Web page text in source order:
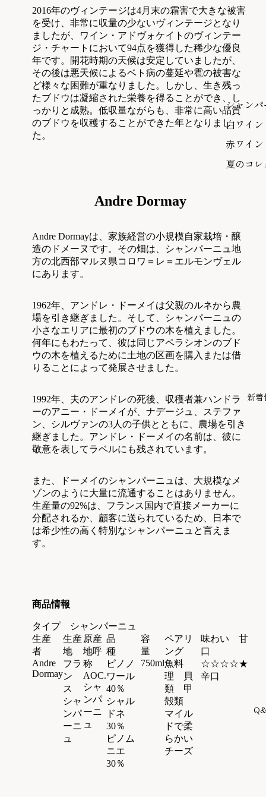
シャン
白ワイン
赤ワイン
夏のコ
新
2016年のヴィンテージは4月末の霜害で大きな被害
を受け、非常に収量の少ないヴィンテージとなり
ましたが、ワイン・アドヴォケイトのヴィンテー
ジ・チャートにおいて94点を獲得した稀少な優良
年です。開花時期の天候は安定していましたが、
その後は悪天候によるベト病の蔓延や雹の被害な
ど様々な困難が重なりました。しかし、生き残っ
たブドウは凝縮された栄養を得ることができ、し
っかりと成熟。低収量ながらも、非常に高い品質
のブドウを収穫することができた年となりまし
た。
Andre Dormay
Andre Dormayは、家族経営の小規模自家栽培・醸
造のドメーヌです。その畑は、シャンパーニュ地
方の北西部マルヌ県コロワ＝レ＝エルモンヴェル
にあります。
1962年、アンドレ・ドーメイは父親のルネから農
場を引き継ぎました。そして、シャンパーニュの
小さなエリアに最初のブドウの木を植えました。
何年にもわたって、彼は同じアペラシオンのブド
ウの木を植えるために土地の区画を購入または借
りることによって発展させました。
1992年、夫のアンドレの死後、収穫者兼ハンドラ
ーのアニー・ドーメイが、ナデージュ、ステファ
ン、シルヴァンの3人の子供とともに、農場を引き
継ぎました。アンドレ・ドーメイの名前は、彼に
敬意を表してラベルにも残されています。
また、ドーメイのシャンパーニュは、大規模なメ
ゾンのように大量に流通することはありません。
生産量の92%は、フランス国内で直接メーカーに
分配されるか、顧客に送られているため、日本で
は希少性の高く特別なシャンパーニュと言えま
す。
商品情報
タイプ シャンパーニュ
生産
者
Andre
Dormay
生産
地
フラ
ン
ス
シャ
ンパ
ーニ
ュ
原産
地呼
称
AOC.
シャ
ンパ
ーニ
ュ
品
種
ピノノ
ワール
40％
シャル
ドネ
30％
ピノム
ニエ
30％
容
量
750ml
ペアリ
ング
魚料
理 貝
類 甲
殻類
マイル
ドで柔
らかい
チーズ
味わい 甘
口
☆☆☆☆★
辛口